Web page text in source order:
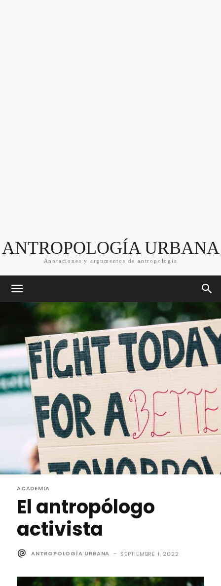
ANTROPOLOGÍA URBANA
Anotaciones y argumentos de antropología
ACADEMIA
El antropólogo
activista
ANTROPOLOGÍA URBANA - SEPTIEMBRE 1, 2022